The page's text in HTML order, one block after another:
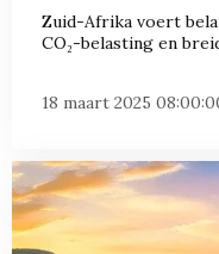
Zuid-Afrika voert
CO₂-belasting en
18 maart 2025